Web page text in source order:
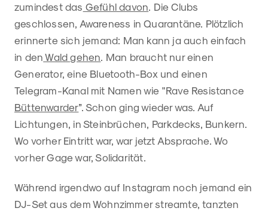
zumindest das Gefühl davon. Die Clubs
geschlossen, Awareness in Quarantäne. Plötzlich
erinnerte sich jemand: Man kann ja auch einfach
in den Wald gehen. Man braucht nur einen
Generator, eine Bluetooth-Box und einen
Telegram-Kanal mit Namen wie "Rave Resistance
Büttenwarder”. Schon ging wieder was. Auf
Lichtungen, in Steinbrüchen, Parkdecks, Bunkern.
Wo vorher Eintritt war, war jetzt Absprache. Wo
vorher Gage war, Solidarität.
Während irgendwo auf Instagram noch jemand ein
DJ-Set aus dem Wohnzimmer streamte, tanzten